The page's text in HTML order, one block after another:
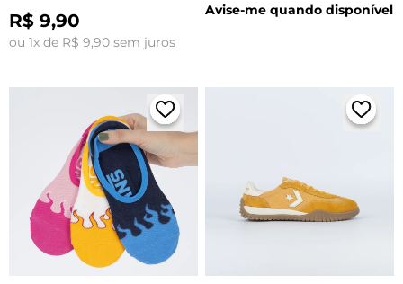
R$ 9,90
ou 1x de R$ 9,90 sem juros
Avise-me quando disponível